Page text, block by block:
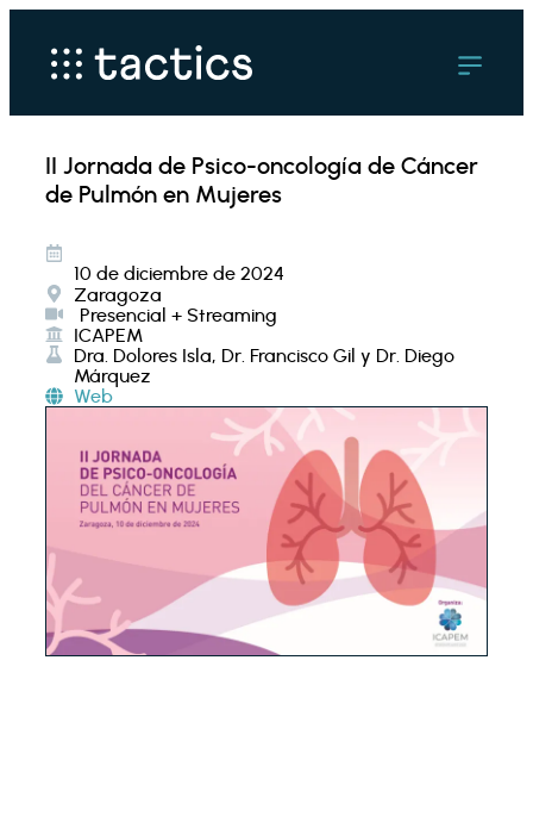
II Jornada de Psico-oncología de Cáncer
de Pulmón en Mujeres
10 de diciembre de 2024
Zaragoza
Presencial + Streaming
ICAPEM
Dra. Dolores Isla, Dr. Francisco Gil y Dr. Diego
Márquez
Web